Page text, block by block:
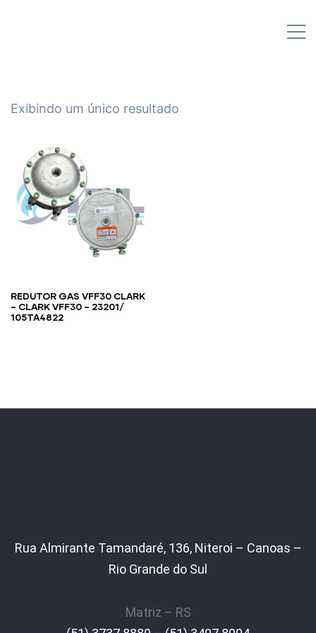
Exibindo um único resultado
REDUTOR GAS VFF30 CLARK
– CLARK VFF30 – 23201/
105TA4822
Rua Almirante Tamandaré, 136, Niteroi – Canoas –
Rio Grande do Sul
Matriz – RS